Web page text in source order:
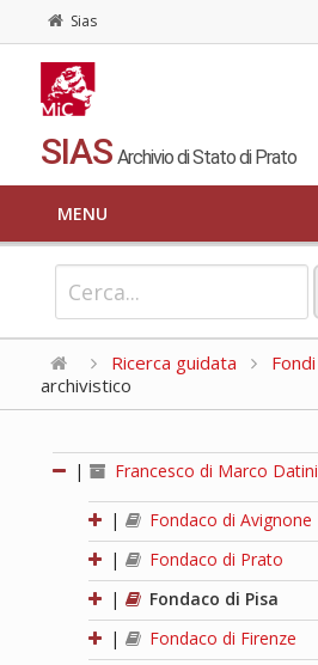
Sias
SIAS Archivio di Stato di Prato
MENU
Ricerca guidata Fondi
archivistico
| Francesco di Marco Datini
|
Fondaco di Avignone
|
Fondaco di Prato
|
Fondaco di Pisa
|
Fondaco di Firenze